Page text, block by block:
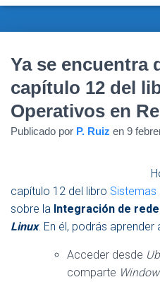
Ya se encuentra
capítulo 12 del
Operativos en
Publicado por P. Ruiz en 9
capítulo 12 del libro Sistemas
sobre la Integración de
Linux. En él, podrás
Acceder desde
comparte